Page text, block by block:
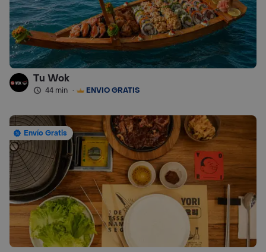
Tu Wok
44 min · ENVÍO GRATIS
Envío Gratis